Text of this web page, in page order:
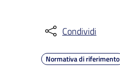
Condividi
Normativa di riferimento